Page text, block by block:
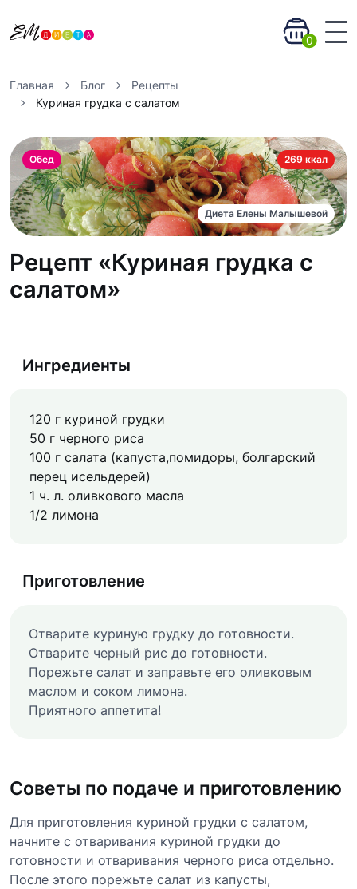
0
Главная Блог
Рецепты
Куриная грудка с салатом
269 ккал
Обед
Диета Елены Малышевой
Рецепт «Куриная грудка с
салатом»
Ингредиенты
120 г куриной грудки
50 г черного риса
100 г салата (капуста,помидоры, болгарский
перец исельдерей)
1 ч. л. оливкового масла
1/2 лимона
Приготовление
Отварите куриную грудку до готовности.
Отварите черный рис до готовности.
Порежьте салат и заправьте его оливковым
маслом и соком лимона.
Приятного аппетита!
Советы по подаче и приготовлению
Для приготовления куриной грудки с салатом,
начните с отваривания куриной грудки до
готовности и отваривания черного риса отдельно.
После этого порежьте салат из капусты,